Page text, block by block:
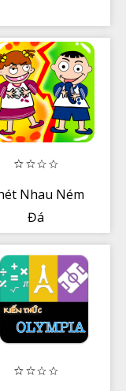
Nhau Ném
Đá